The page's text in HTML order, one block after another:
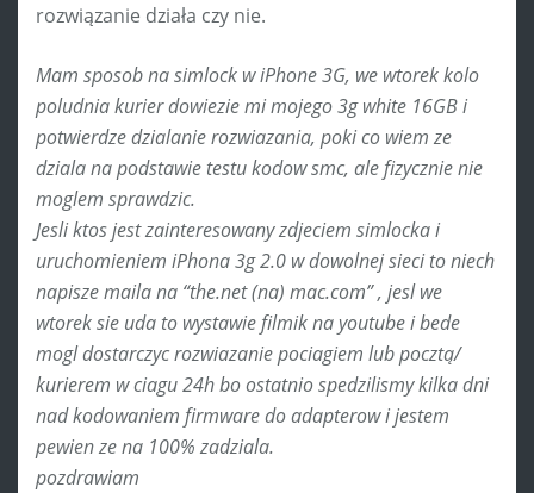
rozwiązanie działa czy nie.
Mam sposob na simlock w iPhone 3G, we wtorek kolo
poludnia kurier dowiezie mi mojego 3g white 16GB i
potwierdze dzialanie rozwiazania, poki co wiem ze
dziala na podstawie testu kodow smc, ale fizycznie nie
moglem sprawdzic.
Jesli ktos jest zainteresowany zdjeciem simlocka i
uruchomieniem iPhona 3g 2.0 w dowolnej sieci to niech
napisze maila na “the.net (na) mac.com” , jesl we
wtorek sie uda to wystawie filmik na youtube i bede
mogl dostarczyc rozwiazanie pociagiem lub pocztą/
kurierem w ciagu 24h bo ostatnio spedzilismy kilka dni
nad kodowaniem firmware do adapterow i jestem
pewien ze na 100% zadziala.
pozdrawiam